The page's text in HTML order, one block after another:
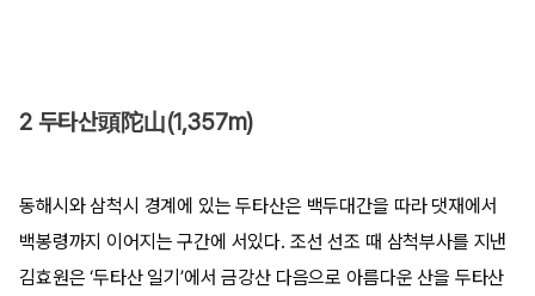
2 두타산頭陀山(1,357m)
동해시와 삼척시 경계에 있는 두타산은 백두대간을 따라 댓재에서
백봉령까지 이어지는 구간에 서있다. 조선 선조 때 삼척부사를 지낸
김효원은 ‘두타산 일기’에서 금강산 다음으로 아름다운 산을 두타산